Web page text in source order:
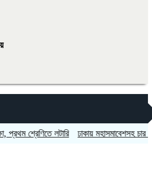
শ্রেণিতে লটারি ঢাকায় মহাসমাবেশসহ চার